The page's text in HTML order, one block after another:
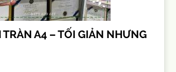
A4 – TỐI GIẢN NHƯNG